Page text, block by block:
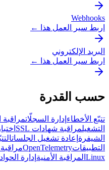
Webhooks
اربط سير العمل هذا ←
البريد الإلكتروني
اربط سير العمل هذا ←
حسب القدرة
تتبّع الأخطاء إدارة السجلّاتمراقبة
التشغيلمراقبة شهادات SSL
الشيفرة إعادة تشغيل الجلسات
التطبيقاتOpenTelemetryمراقبة Kubernetes
Linux المراقبة الأمنية إدارة